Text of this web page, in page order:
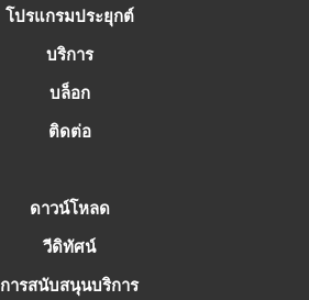
โปรแกรมประยุกต์
บริการ
บล็อก
ติดต่อ
ดาวน์โหลด
วีดิทัศน์
การสนับสนุนบริการ